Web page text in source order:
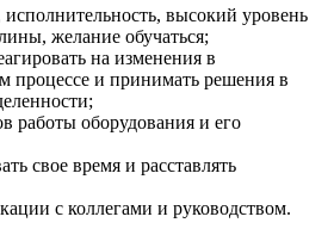
исполнительность, высокий уровень
желание обучаться;
на изменения в
процессе и принимать решения в
работы оборудования и его
свое время и расставлять
с коллегами и руководством.